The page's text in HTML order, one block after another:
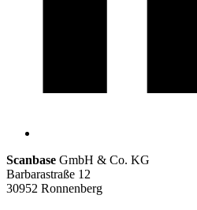
Scanbase GmbH & Co. KG
Barbarastraße 12
30952 Ronnenberg